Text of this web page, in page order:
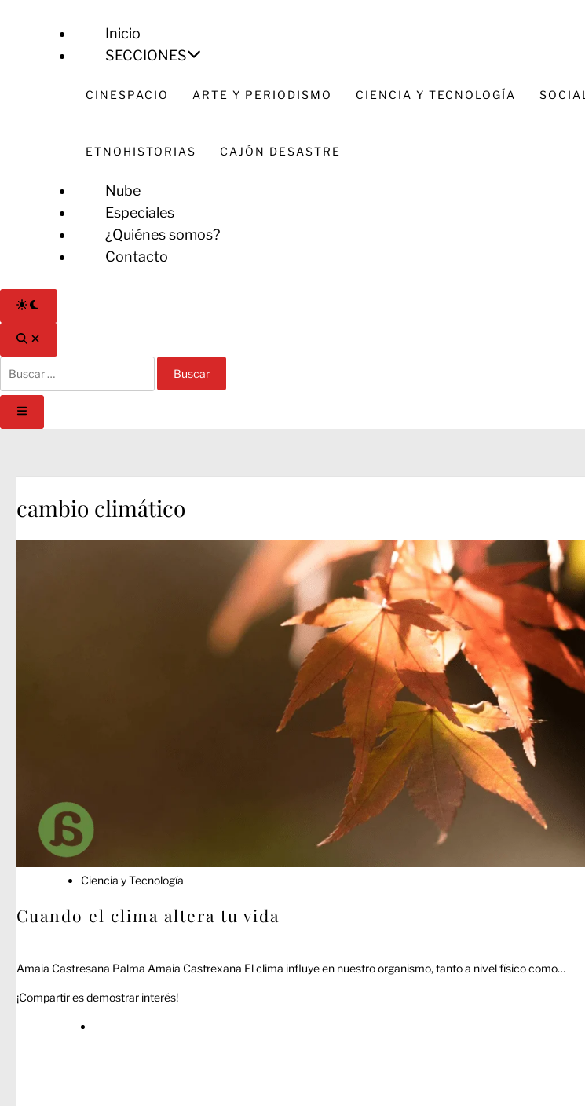
Inicio
SECCIONES
CINESPACIO ARTE Y PERIODISMO CIENCIA Y TECNOLOGÍA SOCIAL
ETNOHISTORIAS CAJÓN DESASTRE
Nube
Especiales
¿Quiénes somos?
Contacto
Cambiar
modo
oscuro
Abrir
búsqueda
Menú
principal
cambio climático
Ciencia y Tecnología
Cuando el clima altera tu vida
Amaia Castresana Palma Amaia Castrexana El clima influye en nuestro organismo, tanto a nivel físico como…
¡Compartir es demostrar interés!